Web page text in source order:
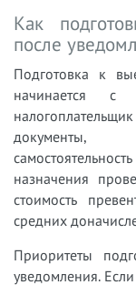
Как
после
Подготовка к
начинается с
документы,
назначения
стоимость
средних
Приоритеты
уведомления.